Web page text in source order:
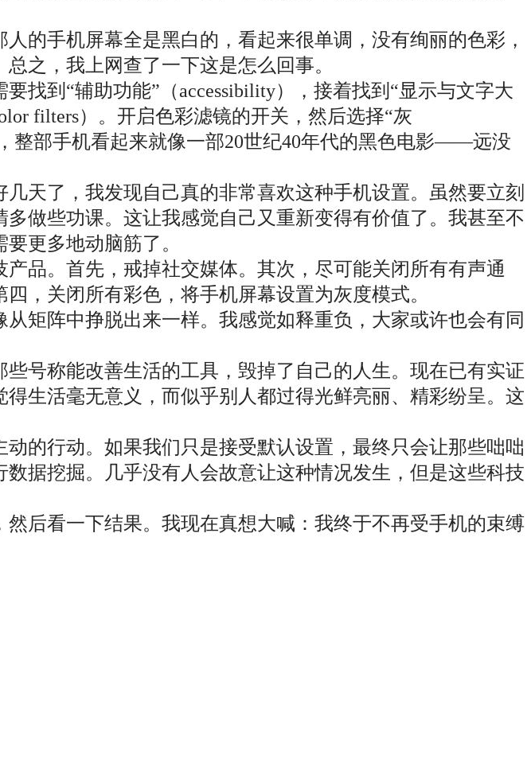
的手机屏幕全是黑白的，看起来很单调，没有绚丽的色彩，
之，我上网查了一下这是怎么回事。
找到“辅助功能”（accessibility），接着找到“显示与文字大
filters）。开启色彩滤镜的开关，然后选择“灰
整部手机看起来就像一部20世纪40年代的黑色电影——远没
天了，我发现自己真的非常喜欢这种手机设置。虽然要立刻
做些功课。这让我感觉自己又重新变得有价值了。我甚至不
更多地动脑筋了。
品。首先，戒掉社交媒体。其次，尽可能关闭所有有声通
，关闭所有彩色，将手机屏幕设置为灰度模式。
矩阵中挣脱出来一样。我感觉如释重负，大家或许也会有同
号称能改善生活的工具，毁掉了自己的人生。现在已有实证
生活毫无意义，而似乎别人都过得光鲜亮丽、精彩纷呈。这
的行动。如果我们只是接受默认设置，最终只会让那些咄咄
据挖掘。几乎没有人会故意让这种情况发生，但是这些科技
后看一下结果。我现在真想大喊：我终于不再受手机的束缚